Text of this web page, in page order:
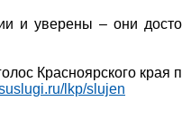
и уверены – они
Красноярского
lkp/slujen